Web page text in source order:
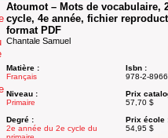
Atoumot – Mots de vocabulaire,
cycle, 4e année, fichier
format PDF
Chantale Samuel
Matière :
Français
Niveau :
Primaire
Degré :
2e année du 2e cycle du
Isbn :
978-2-
Prix
57,70 $
Prix école
54,95 $